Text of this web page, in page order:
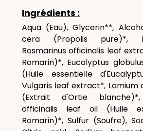
Ingrédients :
Aqua (Eau), Glycerin**,
cera (Propolis pure)*,
Rosmarinus officinalis leaf
Romarin)*, Eucalyptus
(Huile essentielle
Vulgaris leaf extract*, Lamium
(Extrait d'Ortie blanche)*,
officinalis leaf oil (Huile
Romarin)*, Sulfur (Soufre),